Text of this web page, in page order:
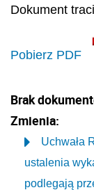
Dokument
Pobierz PDF
Brak
Zmienia:
Uchwała
ustalenia
podlegają